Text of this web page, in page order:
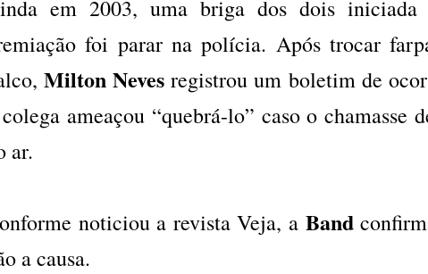
em 2003, uma briga dos dois
foi parar na polícia. Após trocar
Milton Neves registrou um boletim de
ameaçou “quebrá-lo” caso o chamasse
ar.
noticiou a revista Veja, a Band
a causa.